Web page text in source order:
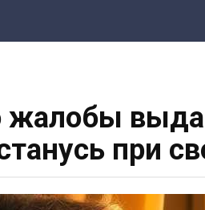
жалобы
при